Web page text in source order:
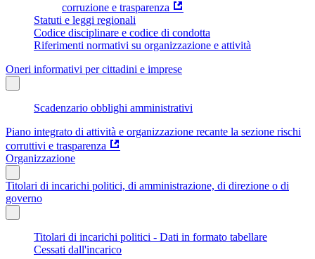
corruzione e trasparenza
Statuti e leggi regionali
Codice disciplinare e codice di condotta
Riferimenti normativi su organizzazione e attività
Oneri informativi per cittadini e imprese
Scadenzario obblighi amministrativi
Piano integrato di attività e organizzazione recante la sezione rischi
corruttivi e trasparenza
Organizzazione
Titolari di incarichi politici, di amministrazione, di direzione o di
governo
Titolari di incarichi politici - Dati in formato tabellare
Cessati dall'incarico